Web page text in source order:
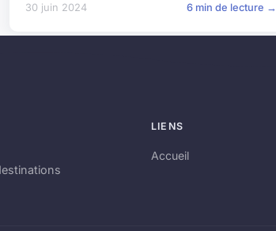
30 juin 2024 6 min de lecture →
LIENS
Accueil